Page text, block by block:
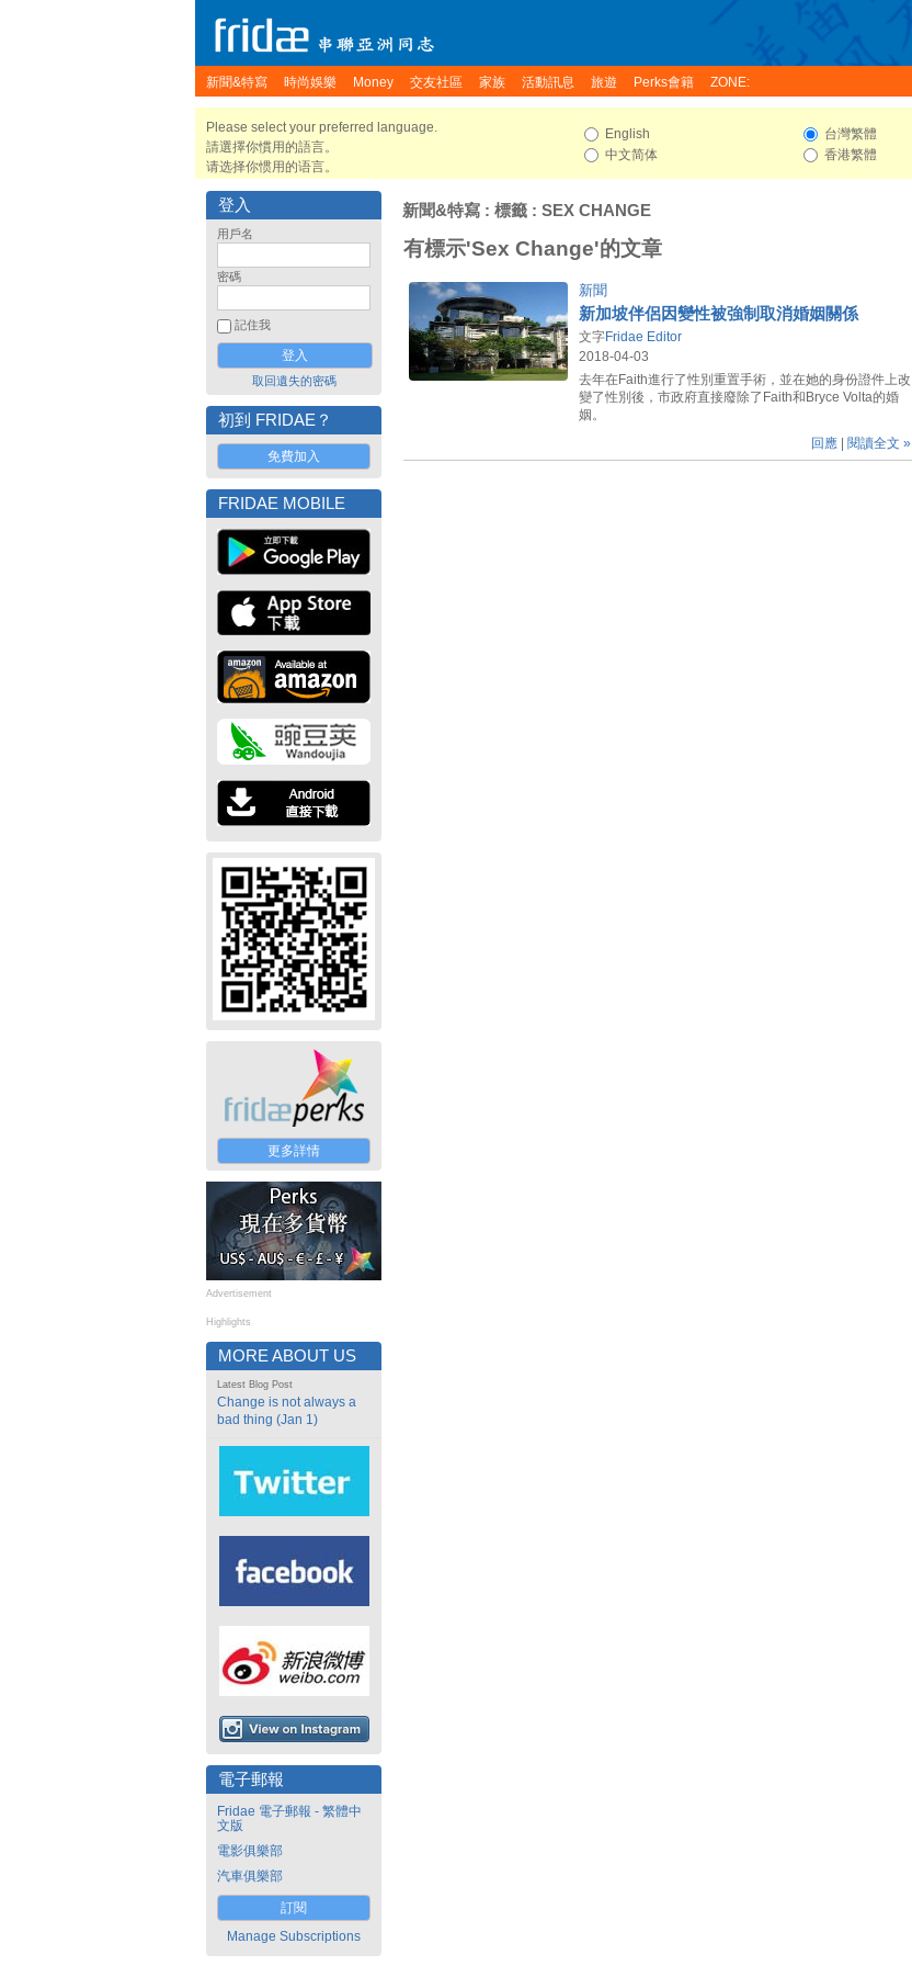
新聞&特寫 時尚娛樂 Money 交友社區 家族 活動訊息 旅遊 Perks會籍 ZONE:
Please select your preferred language.
請選擇你慣用的語言。
请选择你惯用的语言。
English
中文简体
台灣繁體
香港繁體
登入
用戶名
密碼
記住我
取回遺失的密碼
初到 FRIDAE？
免費加入
FRIDAE MOBILE
更多詳情
Advertisement
Highlights
MORE ABOUT US
Latest Blog Post
Change is not always a
bad thing (Jan 1)
電子郵報
Fridae 電子郵報 - 繁體中
文版
電影俱樂部
汽車俱樂部
訂閱
Manage Subscriptions
新聞&特寫 : 標籤 : SEX CHANGE
有標示'Sex Change'的文章
新聞
新加坡伴侶因變性被強制取消婚姻關係
文字Fridae Editor
2018-04-03
去年在Faith進行了性別重置手術，並在她的身份證件上改
變了性別後，市政府直接廢除了Faith和Bryce Volta的婚
姻。
回應
閱讀全文 »